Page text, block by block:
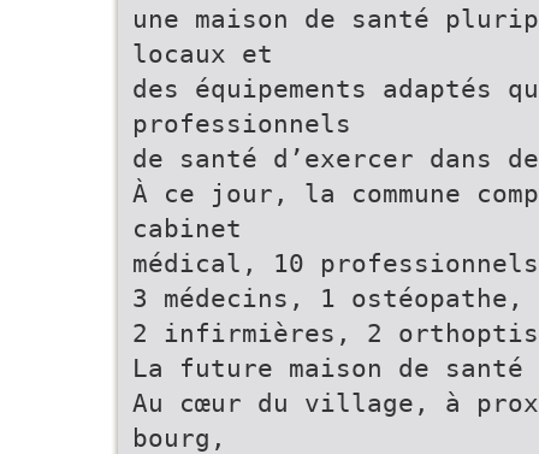
une maison de santé
locaux et
des équipements adaptés
professionnels
de santé d’exercer dans
À ce jour, la commune
cabinet
médical, 10
3 médecins, 1 ostéopathe,
2 infirmières, 2
La future maison de santé
Au cœur du village, à
bourg,